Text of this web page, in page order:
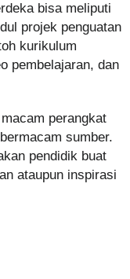
bisa meliputi
projek penguatan
kurikulum
pembelajaran, dan
perangkat
sumber.
pendidik buat
ataupun inspirasi